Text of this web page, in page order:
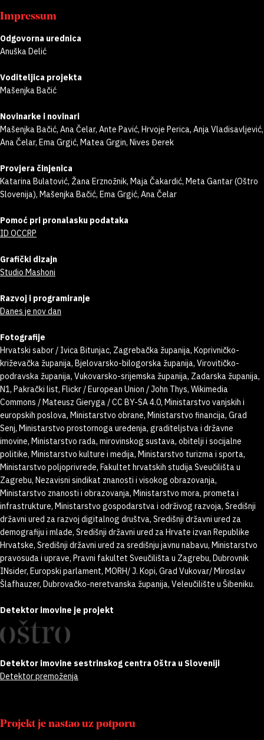
Impressum
Odgovorna urednica
Anuška Delić
Voditeljica projekta
Mašenjka Bačić
Novinarke i novinari
Mašenjka Bačić, Ana Čelar, Ante Pavić, Hrvoje Perica, Anja Vladisavljević,
Ana Čelar, Ema Grgić, Matea Grgin, Nives Đerek
Provjera činjenica
Katarina Bulatović, Žana Erznožnik, Maja Čakardić, Meta Gantar (Oštro
Slovenija), Mašenjka Bačić, Ema Grgić, Ana Čelar
Pomoć pri pronalasku podataka
ID OCCRP
Grafički dizajn
Studio Mashoni
Razvoj i programiranje
Danes je nov dan
Fotografije
Hrvatski sabor / Ivica Bitunjac, Zagrebačka županija, Koprivničko-
križevačka županija, Bjelovarsko-bilogorska županija, Virovitičko-
podravska županija, Vukovarsko-srijemska županija, Zadarska županija,
N1, Pakrački list, Flickr / European Union / John Thys, Wikimedia
Commons / Mateusz Gieryga / CC BY-SA 4.0, Ministarstvo vanjskih i
europskih poslova, Ministarstvo obrane, Ministarstvo financija, Grad
Senj, Ministarstvo prostornoga uređenja, graditeljstva i državne
imovine, Ministarstvo rada, mirovinskog sustava, obitelji i socijalne
politike, Ministarstvo kulture i medija, Ministarstvo turizma i sporta,
Ministarstvo poljoprivrede, Fakultet hrvatskih studija Sveučilišta u
Zagrebu, Nezavisni sindikat znanosti i visokog obrazovanja,
Ministarstvo znanosti i obrazovanja, Ministarstvo mora, prometa i
infrastrukture, Ministarstvo gospodarstva i održivog razvoja, Središnji
državni ured za razvoj digitalnog društva, Središnji državni ured za
demografiju i mlade, Središnji državni ured za Hrvate izvan Republike
Hrvatske, Središnji državni ured za središnju javnu nabavu, Ministarstvo
pravosuđa i uprave, Pravni fakultet Sveučilišta u Zagrebu, Dubrovnik
INsider, Europski parlament, MORH/ J. Kopi, Grad Vukovar/ Miroslav
Šlafhauzer, Dubrovačko-neretvanska županija, Veleučilište u Šibeniku.
Detektor imovine je projekt
Detektor imovine sestrinskog centra Oštra u Sloveniji
Detektor premoženja
Projekt je nastao uz potporu